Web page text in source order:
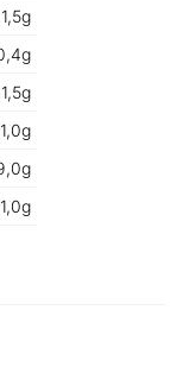
1,5g
1,0g
1,0g